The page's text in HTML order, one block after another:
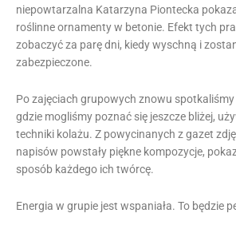
niepowtarzalna Katarzyna Piontecka
roślinne ornamenty w betonie. Efekt tych
zobaczyć za parę dni, kiedy wyschną i
zabezpieczone.
Po zajęciach grupowych znowu spotkaliśmy
gdzie mogliśmy poznać się jeszcze bliżej,
techniki kolażu. Z powycinanych z gazet
napisów powstały piękne kompozycje,
sposób każdego ich twórcę.
Energia w grupie jest wspaniała. To będzie